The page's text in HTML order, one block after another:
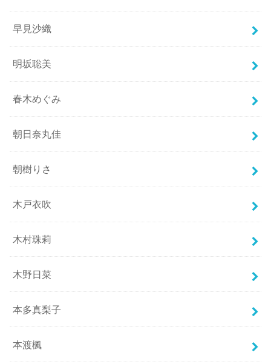
早見沙織
明坂聡美
春木めぐみ
朝日奈丸佳
朝樹りさ
木戸衣吹
木村珠莉
木野日菜
本多真梨子
本渡楓